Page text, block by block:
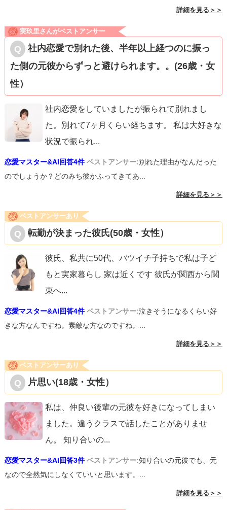
詳細を見る＞＞
実玖里さんがベストアンサー
社内恋愛で別れた後、半年以上経つのに振っ
た側の元彼からずっと避けられます。。(26歳・女
性）
社内恋愛をしていましたが振られて別れまし
た。別れて7ヶ月くらい経ちます。 私は大好きな
状況で振られ...
恋愛マスター&AI回答4件 ベストアンサー:別れた理由がなんだった
のでしょうか？どのみち彼かふってきてあ...
詳細を見る＞＞
ベストアンサーあり
転勤が決まった彼氏(50歳・女性）
彼氏、私共に50代、バツイチ子持ちで私は子ど
もと実家暮らし 家は近くです 彼氏が関西から関
東へ...
恋愛マスター&AI回答4件 ベストアンサー:泣きそうになるくらい好
きな方なんですね。素敵な方なのですね。...
詳細を見る＞＞
ベストアンサーあり
片思い(18歳・女性）
私は、仲良い後輩の元彼を好きになってしまい
ました。違うクラスで話したことがありませ
ん。 知り合いの...
恋愛マスター&AI回答3件 ベストアンサー:知り合いの元彼でも、元
なので全然気にしなくていいと思います。...
詳細を見る＞＞